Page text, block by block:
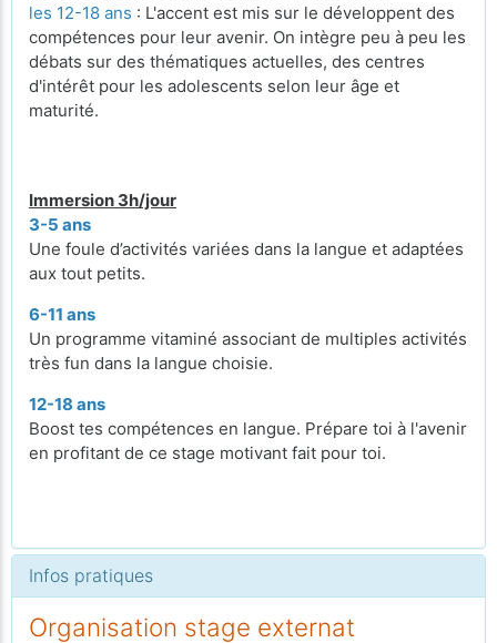
les 12-18 ans : L'accent est mis sur le développent des
compétences pour leur avenir. On intègre peu à peu les
débats sur des thématiques actuelles, des centres
d'intérêt pour les adolescents selon leur âge et
maturité.
Immersion 3h/jour
3-5 ans
Une foule d’activités variées dans la langue et adaptées
aux tout petits.
6-11 ans
Un programme vitaminé associant de multiples activités
très fun dans la langue choisie.
12-18 ans
Boost tes compétences en langue. Prépare toi à l'avenir
en profitant de ce stage motivant fait pour toi.
Infos pratiques
Organisation stage externat